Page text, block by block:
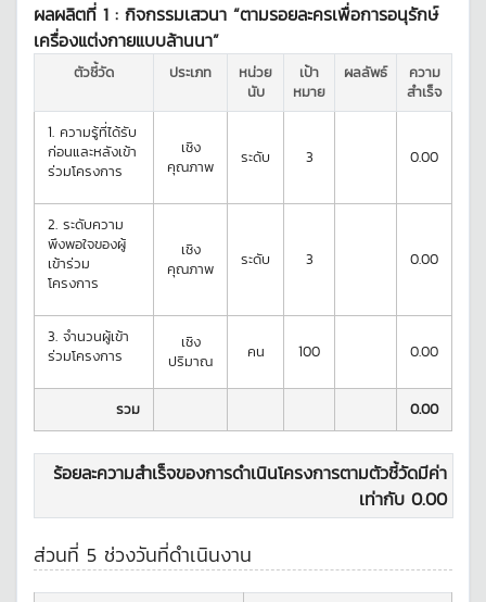
ผลผลิตที่ 1 : กิจกรรมเสวนา “ตามรอยละครเพื่อการอนุรักษ์
เครื่องแต่งกายแบบล้านนา”
ตัวชี้วัด ประเภท
หน่วย
นับ
เป้า
หมาย
ผลลัพธ์
ความ
สำเร็จ
1. ความรู้ที่ได้รับ
ก่อนและหลังเข้า
ร่วมโครงการ
เชิง
คุณภาพ
ระดับ 3 0.00
2. ระดับความ
พึงพอใจของผู้
เข้าร่วม
โครงการ
เชิง
คุณภาพ
ระดับ 3 0.00
3. จำนวนผู้เข้า
ร่วมโครงการ
เชิง
ปริมาณ
คน 100 0.00
รวม 0.00
ร้อยละความสำเร็จของการดำเนินโครงการตามตัวชี้วัดมีค่า
เท่ากับ 0.00
ส่วนที่ 5 ช่วงวันที่ดำเนินงาน